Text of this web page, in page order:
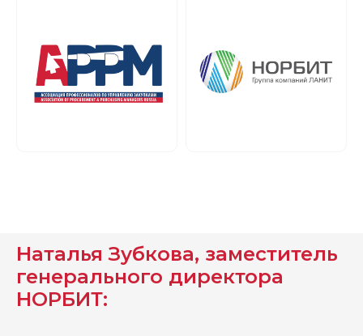
Наталья Зубкова, заместитель
генерального директора
НОРБИТ: